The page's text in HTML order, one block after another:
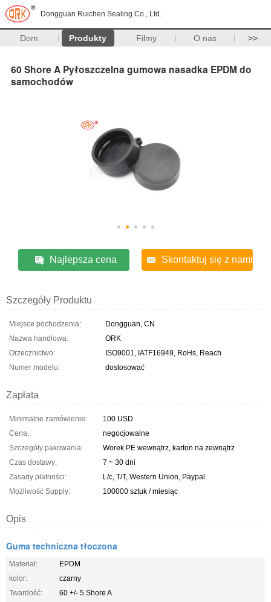
Dongguan Ruichen Sealing Co., Ltd.
Dom Produkty Filmy O nas >>
60 Shore A Pyłoszczelna gumowa nasadka EPDM do
samochodów
Najlepsza cena Skontaktuj się z nami
Szczegóły Produktu
Miejsce pochodzenia:
Dongguan, CN
Nazwa handlowa:
ORK
Orzecznictwo:
ISO9001, IATF16949, RoHs, Reach
Numer modelu:
dostosować
Zapłata
Minimalne zamówienie:
100 USD
Cena:
negocjowalne
Szczegóły pakowania:
Worek PE wewnątrz, karton na zewnątrz
Czas dostawy:
7 ~ 30 dni
Zasady płatności:
L/c, T/T, Western Union, Paypal
Możliwość Supply:
100000 sztuk / miesiąc
Opis
Guma techniczna tłoczona
Materiał:
EPDM
kolor:
czarny
Twardość:
60 +/- 5 Shore A